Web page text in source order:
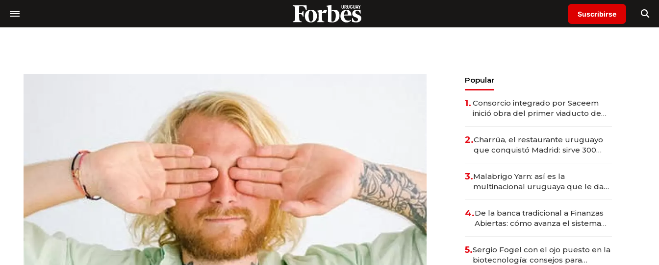
Suscribirse
Popular
1. Consorcio integrado por Saceem
inició obra del primer viaducto de
millones
2.Charrúa, el restaurante uruguayo
que conquistó Madrid: sirve 300
prepara apertura
3.Malabrigo Yarn: así es la
multinacional uruguaya que le da
4.De la banca tradicional a Finanzas
Abiertas: cómo avanza el sistema
5.Sergio Fogel con el ojo puesto en la
biotecnología: consejos para